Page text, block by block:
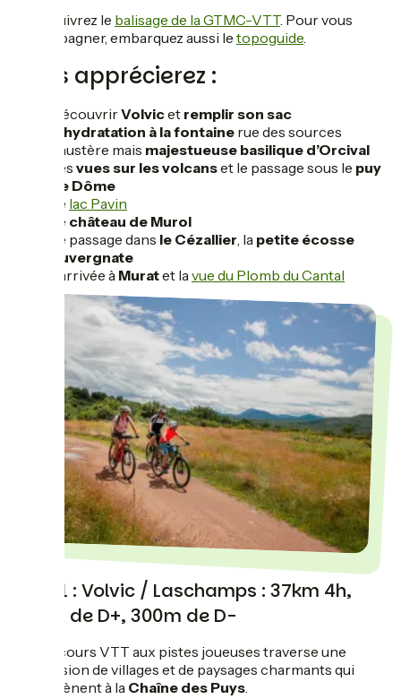
Vous suivrez le balisage de la GTMC-VTT. Pour vous
accompagner, embarquez aussi le topoguide.
Vous apprécierez :
DécouvrirVolvicet remplir son sac
d’hydratation à la fontaine rue des sources
L’austère mais majestueuse basilique d’Orcival
Les vues sur les volcanset le passage sous le puy
de Dôme
Le lac Pavin
Le château de Murol
Le passage dans le Cézallier, la petite écosse
Auvergnate
L’arrivée à Muratet lavue du Plomb du Cantal
Jour 1 : Volvic / Laschamps : 37km 4h,
700m de D+, 300m de D-
Ce parcours VTT aux pistes joueuses traverse une
succession de villages et de paysages charmants qui
nous mènent à la Chaîne des Puys.